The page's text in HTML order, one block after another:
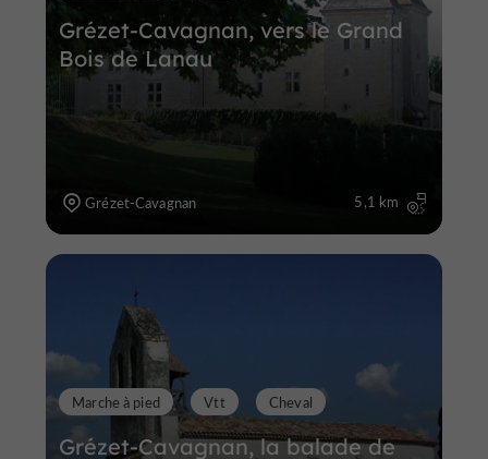
Grézet-Cavagnan, vers le Grand
Bois de Lanau
Grézet-Cavagnan 5,1 km
Grézet-Cavagnan, la balade de
Marche à pied Vtt Cheval